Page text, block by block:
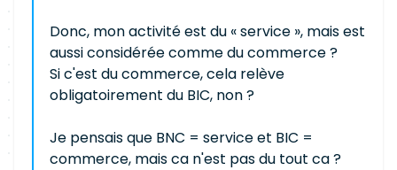
Donc, mon activité est du « service », mais est
aussi considérée comme du commerce ?
Si c'est du commerce, cela relève
obligatoirement du BIC, non ?
Je pensais que BNC = service et BIC =
commerce, mais ca n'est pas du tout ca ?